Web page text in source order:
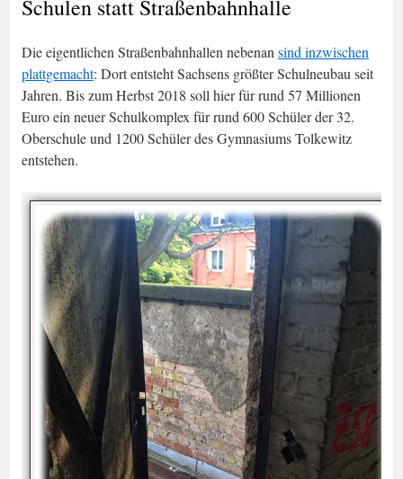
Schulen statt Straßenbahnhalle
Die eigentlichen Straßenbahnhallen nebenansind inzwischen
plattgemacht: Dort entsteht Sachsens größter Schulneubau seit
Jahren. Bis zum Herbst 2018 soll hier für rund 57 Millionen
Euro ein neuer Schulkomplex für rund 600 Schüler der 32.
Oberschule und 1200 Schüler des Gymnasiums Tolkewitz
entstehen.